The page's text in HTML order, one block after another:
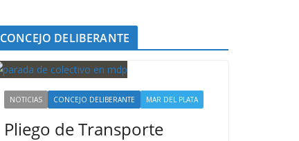
CONCEJO DELIBERANTE
NOTICIAS CONCEJO DELIBERANTE MAR DEL PLATA
Pliego de Transporte